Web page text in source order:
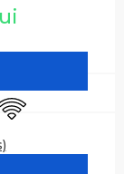
/ Espace jeux
réunion